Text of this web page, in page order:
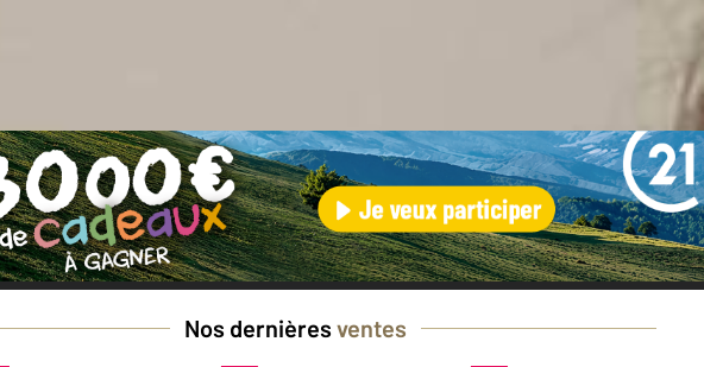
pour votre bien ?
Nos dernières ventes